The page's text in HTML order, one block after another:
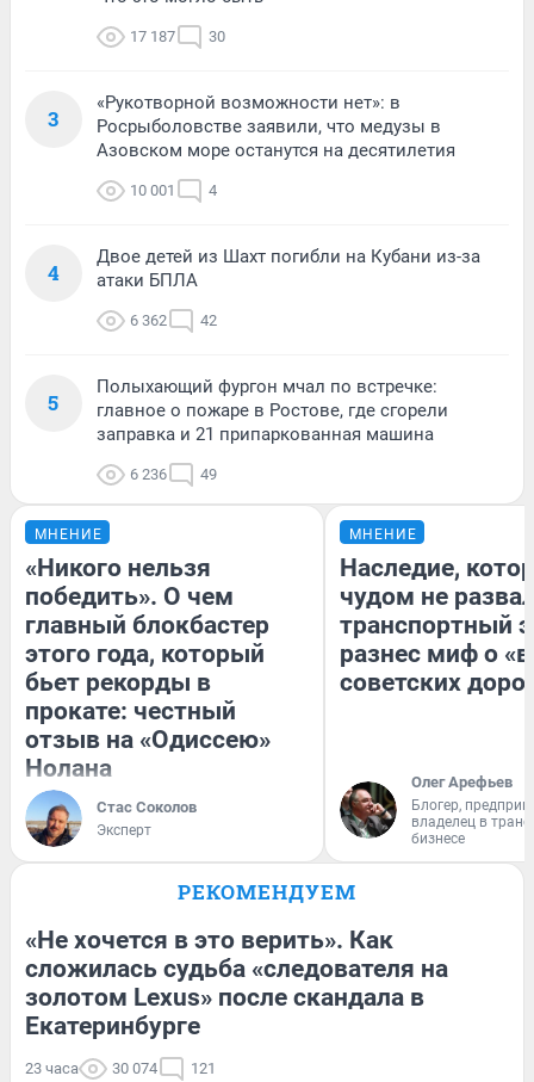
17 187 30
3
«Рукотворной возможности нет»: в
Росрыболовстве заявили, что медузы в
Азовском море останутся на десятилетия
10 001 4
4
Двое детей из Шахт погибли на Кубани из-за
атаки БПЛА
6 362 42
5
Полыхающий фургон мчал по встречке:
главное о пожаре в Ростове, где сгорели
заправка и 21 припаркованная машина
6 236 49
МНЕНИЕ
«Никого нельзя
победить». О чем
главный блокбастер
этого года, который
бьет рекорды в
прокате: честный
отзыв на «Одиссею»
Нолана
Стас Соколов
Эксперт
МНЕНИЕ
Наследие,
чудом не
транспортный
разнес миф о
советских
Олег Арефьев
Блогер,
владелец в
бизнесе
РЕКОМЕНДУЕМ
«Не хочется в это верить». Как
сложилась судьба «следователя на
золотом Lexus» после скандала в
Екатеринбурге
23 часа 30 074 121